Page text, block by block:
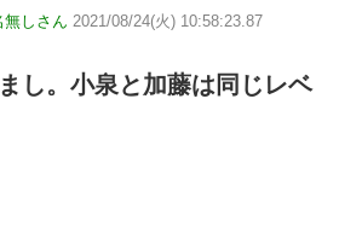
無しさん 2021/08/24(火) 10:58:23.87
し。小泉と加藤は同じレベ